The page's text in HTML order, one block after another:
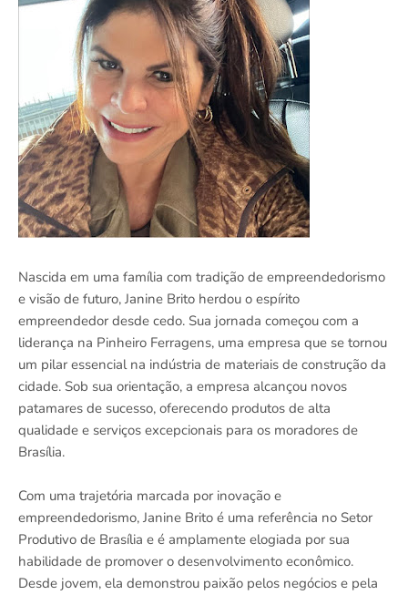
Nascida em uma família com tradição de empreendedorismo
e visão de futuro, Janine Brito herdou o espírito
empreendedor desde cedo. Sua jornada começou com a
liderança na Pinheiro Ferragens, uma empresa que se tornou
um pilar essencial na indústria de materiais de construção da
cidade. Sob sua orientação, a empresa alcançou novos
patamares de sucesso, oferecendo produtos de alta
qualidade e serviços excepcionais para os moradores de
Brasília.
Com uma trajetória marcada por inovação e
empreendedorismo, Janine Brito é uma referência no Setor
Produtivo de Brasília e é amplamente elogiada por sua
habilidade de promover o desenvolvimento econômico.
Desde jovem, ela demonstrou paixão pelos negócios e pela